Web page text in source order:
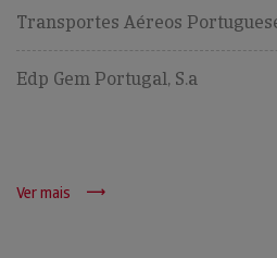
Transportes Aéreos
Edp Gem Portugal, S.a
Ver mais